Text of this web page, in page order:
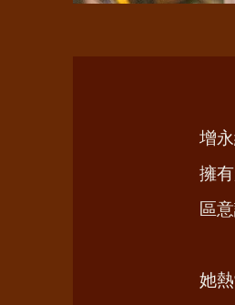
增
擁
區
她